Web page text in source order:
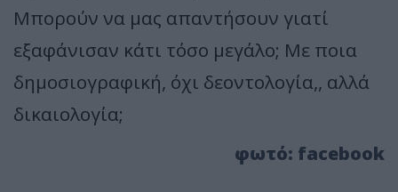
Μπορούν να μας απαντήσουν γιατί
εξαφάνισαν κάτι τόσο μεγάλο; Με ποια
δημοσιογραφική, όχι δεοντολογία,, αλλά
δικαιολογία;
φωτό: facebook